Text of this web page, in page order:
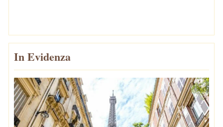
In Evidenza